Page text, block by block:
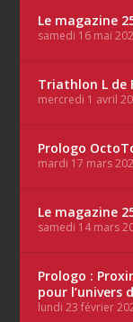
Le magazine
samedi 16 mai
Triathlon L de
mercredi 1 avril
Prologo
mardi 17 mars
Le magazine
samedi 14 mars
Prologo :
pour l’univers
lundi 23 février